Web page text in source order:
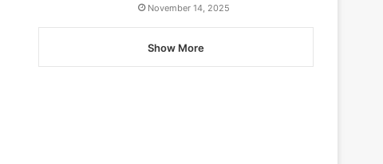
November 14, 2025
Show More